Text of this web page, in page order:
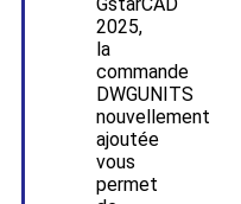
2025,
la
commande
DWGUNITS
nouvellement
ajoutée
vous
permet